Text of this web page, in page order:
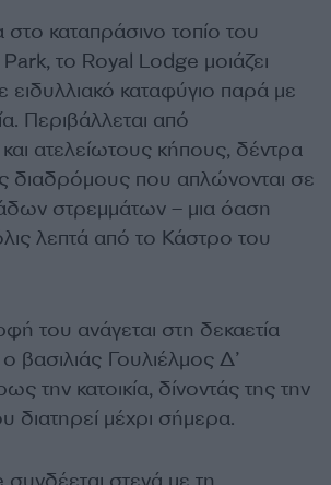
καταπράσινο τοπίο του
το Royal Lodge μοιάζει
ειδυλλιακό καταφύγιο παρά με
Περιβάλλεται από
ατελείωτους κήπους, δέντρα
διαδρόμους που απλώνονται σε
στρεμμάτων – μια όαση
λεπτά από το Κάστρο του
του ανάγεται στη δεκαετία
βασιλιάς Γουλιέλμος Δ’
την κατοικία, δίνοντάς της την
διατηρεί μέχρι σήμερα.